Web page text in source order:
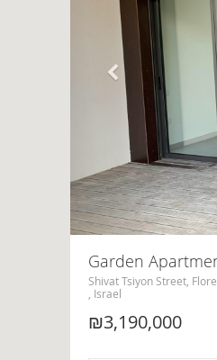
Garden
Shivat Tsiyon Street,
, Israel
₪3,190,000